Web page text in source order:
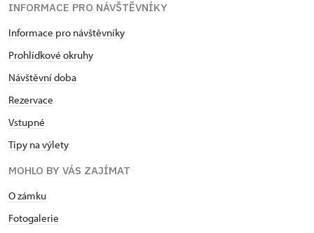
INFORMACE PRO NÁVŠTĚVNÍKY
Informace pro návštěvníky
Prohlídkové okruhy
Návštěvní doba
Rezervace
Vstupné
Tipy na výlety
MOHLO BY VÁS ZAJÍMAT
O zámku
Fotogalerie